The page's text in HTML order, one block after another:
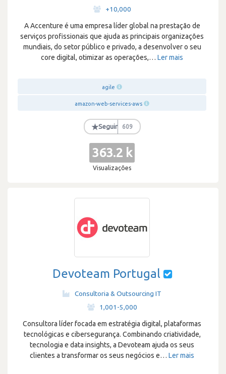
+10,000
A Accenture é uma empresa líder global na prestação de
serviços profissionais que ajuda as principais organizações
mundiais, do setor público e privado, a desenvolver o seu
core digital, otimizar as operações,… Ler mais
agile
amazon-web-services-aws
★Seguir 609
363.2 k
Visualizações
Devoteam Portugal
Consultoria & Outsourcing IT
1,001-5,000
Consultora líder focada em estratégia digital, plataformas
tecnológicas e cibersegurança. Combinando criatividade,
tecnologia e data insights, a Devoteam ajuda os seus
clientes a transformar os seus negócios e… Ler mais